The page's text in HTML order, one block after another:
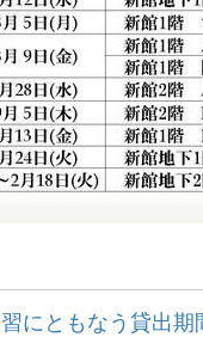
習にともなう貸出